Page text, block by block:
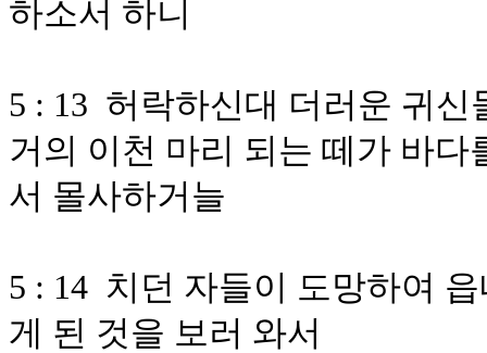
하소서 하니
5 : 13 허락하신대 더러운 귀
거의 이천 마리 되는 떼가 바
서 몰사하거늘
5 : 14 치던 자들이 도망하여
게 된 것을 보러 와서